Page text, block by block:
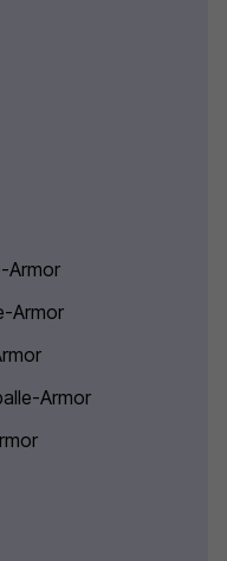
Armor
Armor
Armor